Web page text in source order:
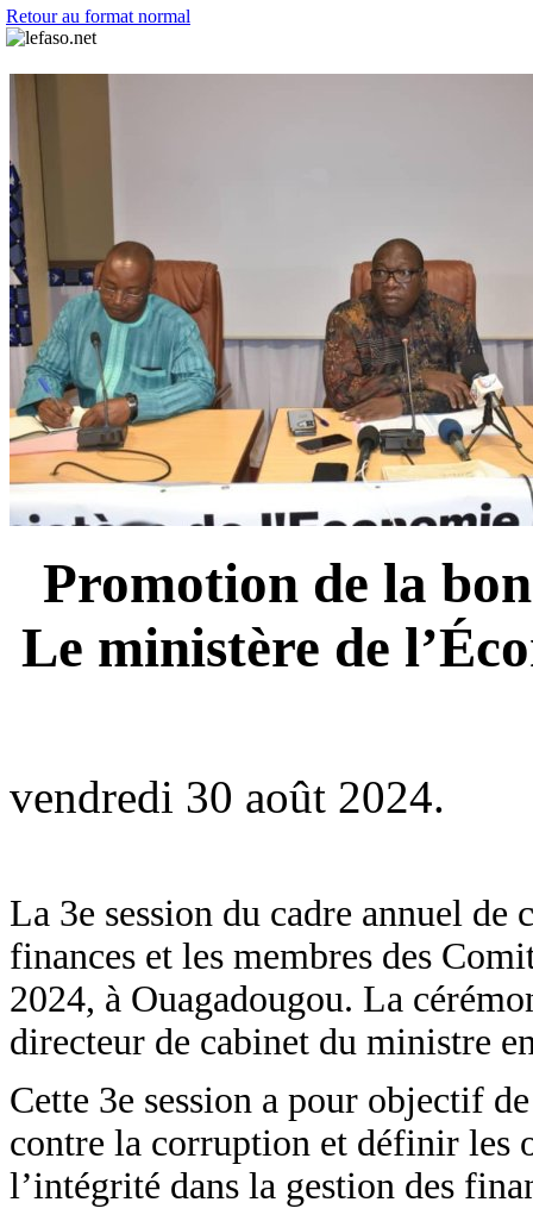
Retour au format normal
Promotion de la
Le ministère de
vendredi 30 août 2024.
La 3e session du cadre annuel
finances et les membres des
2024, à Ouagadougou. La
directeur de cabinet du ministre
Cette 3e session a pour objectif
contre la corruption et définir les
l’intégrité dans la gestion des